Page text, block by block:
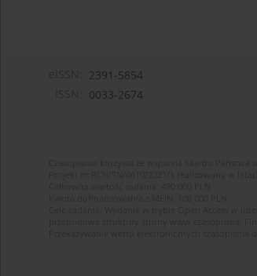
2391-5854
0033-2674